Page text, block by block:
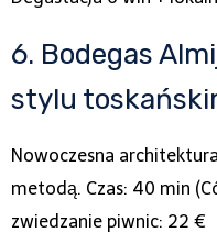
6. Bodegas
stylu
Nowoczesna
metodą. Czas: 40 min
zwiedzanie piwnic: 22 €